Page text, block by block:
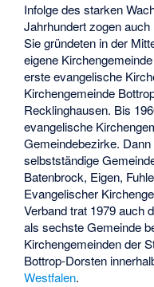
Infolge des starken
Jahrhundert zogen auch
Sie gründeten in der
eigene
erste evangelische
Kirchengemeinde
Recklinghausen. Bis
evangelische
Gemeindebezirke.
selbstständige
Batenbrock, Eigen,
Evangelischer
Verband trat 1979 auch
als sechste Gemeinde
Kirchengemeinden der
Bottrop-Dorsten
Westfalen.